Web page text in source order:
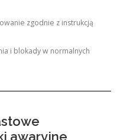
zgodnie z instrukcją
i blokady w normalnych
awaryjne